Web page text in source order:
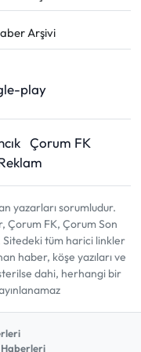
Arşivi
Çorum FK
yazarları sorumludur.
Çorum FK, Çorum Son
Sitedeki tüm harici linkler
haber, köşe yazıları ve
dahi, herhangi bir